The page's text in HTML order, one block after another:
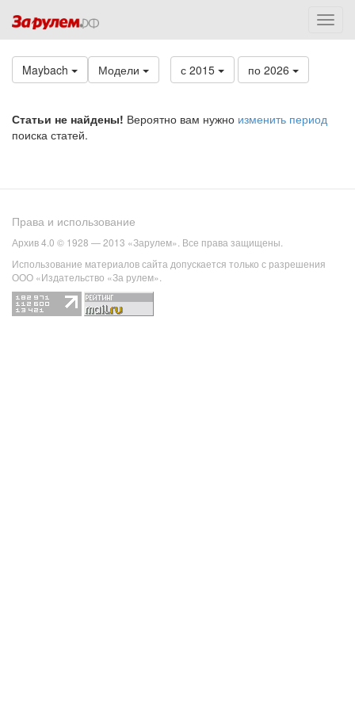
Maybach Модели с 2015 по 2026
Статьи не найдены! Вероятно вам нужно изменить период
поиска статей.
Права и использование
Архив 4.0 © 1928 — 2013 «Зарулем». Все права защищены.
Использование материалов сайта допускается только с разрешения
ООО «Издательство «За рулем».